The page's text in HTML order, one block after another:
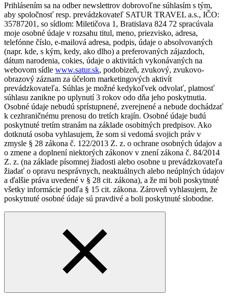
Prihlásením sa na odber newslettrov dobrovoľne súhlasím s tým,
aby spoločnosť resp. prevádzkovateľ SATUR TRAVEL a.s., IČO:
35787201, so sídlom: Miletičova 1, Bratislava 824 72 spracúvala
moje osobné údaje v rozsahu titul, meno, priezvisko, adresa,
telefónne číslo, e-mailová adresa, podpis, údaje o absolvovaných
(napr. kde, s kým, kedy, ako dlho) a preferovaných zájazdoch,
dátum narodenia, cokies, údaje o aktivitách vykonávaných na
webovom sídle www.satur.sk, podobizeň, zvukový, zvukovo-
obrazový záznam za účelom marketingových aktivít
prevádzkovateľa. Súhlas je možné kedykoľvek odvolať, platnosť
súhlasu zanikne po uplynutí 3 rokov odo dňa jeho poskytnutia.
Osobné údaje nebudú sprístupnené, zverejnené a nebude dochádzať
k cezhraničnému prenosu do tretích krajín. Osobné údaje budú
poskytnuté tretím stranám na základe osobitných predpisov. Ako
dotknutá osoba vyhlasujem, že som si vedomá svojich práv v
zmysle § 28 zákona č. 122/2013 Z. z. o ochrane osobných údajov a
o zmene a doplnení niektorých zákonov v znení zákona č. 84/2014
Z. z. (na základe písomnej žiadosti alebo osobne u prevádzkovateľa
žiadať o opravu nesprávnych, neaktuálnych alebo neúplných údajov
a ďalšie práva uvedené v § 28 cit. zákona), a že mi boli poskytnuté
všetky informácie podľa § 15 cit. zákona. Zároveň vyhlasujem, že
poskytnuté osobné údaje sú pravdivé a boli poskytnuté slobodne.